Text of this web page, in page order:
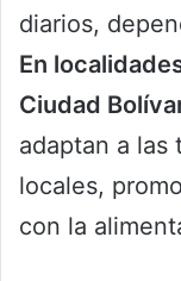
diarios,
En
Ciudad
adaptan a las
locales,
con la